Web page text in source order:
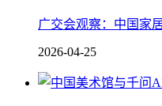
广交会观察：中国家
2026-04-25